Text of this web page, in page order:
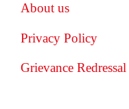
About us
Privacy Policy
Grievance Redressal